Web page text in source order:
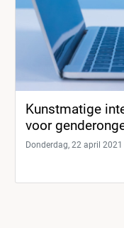
Kunstmatige
voor
Donderdag, 22 april 2021